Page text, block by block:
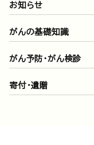
お知らせ
がんの基礎知識
がん予防・がん検診
寄付・遺贈